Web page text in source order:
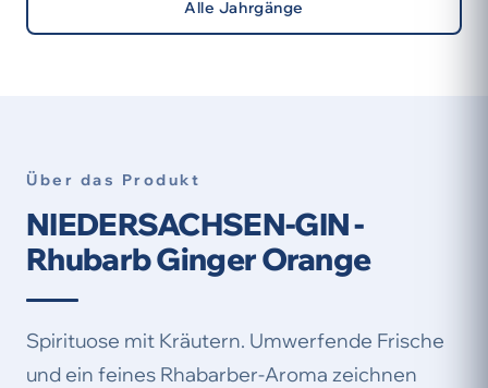
Alle Jahrgänge
Über das Produkt
NIEDERSACHSEN-GIN -
Rhubarb Ginger Orange
Spirituose mit Kräutern. Umwerfende Frische
und ein feines Rhabarber-Aroma zeichnen